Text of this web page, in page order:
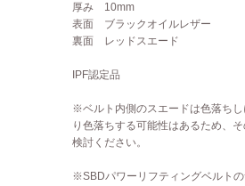
厚み 10mm
表面 ブラックオイルレザー
裏面 レッドスエード
IPF認定品
※ベルト内側のスエードは色落ち
り色落ちする可能性はあるため、
検討ください。
※SBDパワーリフティングベルト